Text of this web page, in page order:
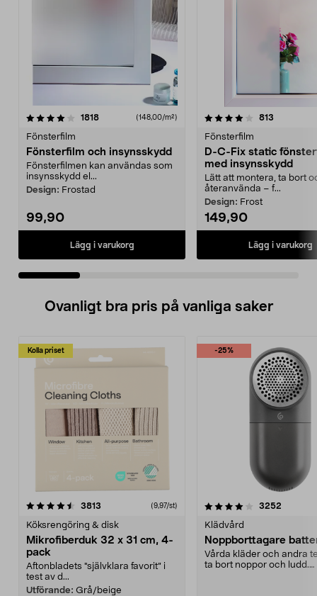
1818recensioner(148,00/m²)
Fönsterfilm
Fönsterfilm och insynsskydd
Fönsterfilmen kan användas som
insynsskydd el...
Design: Frostad
99,90
Lägg i varukorg
4.0 av 5 stjärnor 813
Fönsterfilm
D-C-Fix static
med insynsskydd
Lätt att montera, ta bort
återanvända – f...
Design: Frost
149,90
Lägg i varukorg
2.5 av 5 stjärnor
Ovanligt bra pris på vanliga saker
Kolla priset
3813 (9,97/st)
Köksrengöring & disk
Mikrofiberduk 32 x 31 cm, 4-
pack
Aftonbladets "självklara favorit” i
test av d...
Utförande: Grå/beige
-25%
4.0av 5 stjärnor 3252
Klädvård
Noppborttagare
Vårda kläder och andra
ta bort noppor och ludd.
4.5av 5 stjärnor